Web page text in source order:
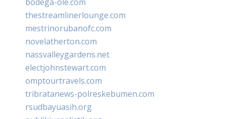
thestreamlinerlounge.com
mestrinorubanofc.com
novelatherton.com
nassvalleygardens.net
electjohnstewart.com
omptourtravels.com
tribratanews-polreskebumen.com
rsudbayuasih.org